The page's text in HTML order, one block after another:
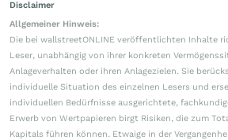
Disclaimer
Allgemeiner Hinweis:
Die bei wallstreetONLINE veröffentlichten Inhalte
Leser, unabhängig von ihrer konkreten
Anlageverhalten oder ihren Anlagezielen. Sie
individuelle Situation des einzelnen Lesers und
individuellen Bedürfnisse ausgerichtete,
Erwerb von Wertpapieren birgt Risiken, die zum
Kapitals führen können. Etwaige in der